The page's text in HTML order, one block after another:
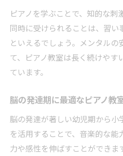
ピアノを学ぶことで、知的な刺
同時に受けられることは、習い
といえるでしょう。メンタルの
て、ピアノ教室は長く続けやす
ています。
脳の発達期に最適なピアノ教
脳の発達が著しい幼児期から小
を活用することで、音楽的な能
力や感性を伸ばすことができま